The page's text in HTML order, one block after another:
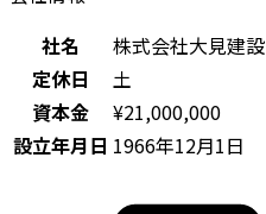
社名
株式会社大見建設
定休日
土
資本金
¥21,000,000
設立年月日 1966年12月1日